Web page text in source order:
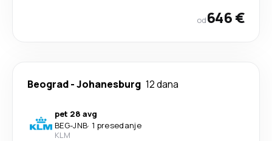
od646 €
Beograd-Johanesburg 12 dana
pet 28 avg
BEG-JNB· 1 presedanje
KLM